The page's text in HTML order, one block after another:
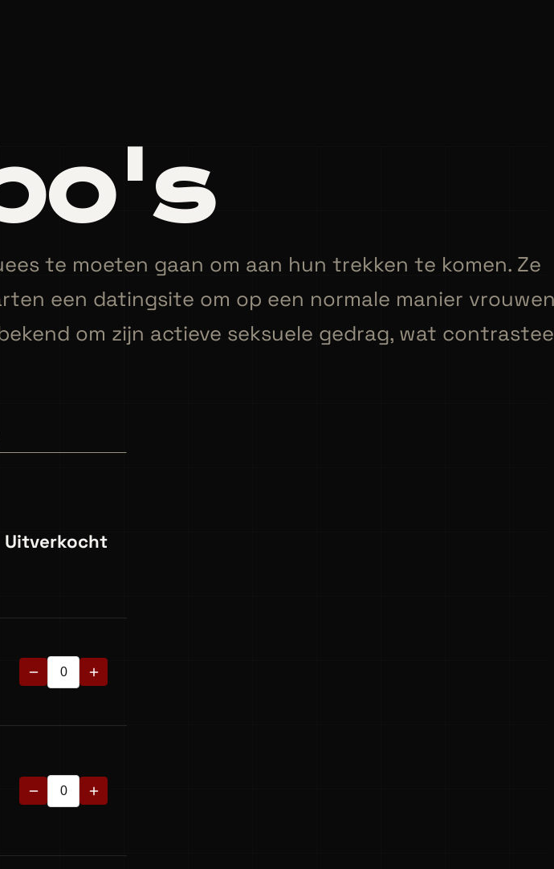
te moeten gaan om aan hun trekken te komen. Ze
een datingsite om op een normale manier
om zijn actieve seksuele gedrag, wat
Uitverkocht